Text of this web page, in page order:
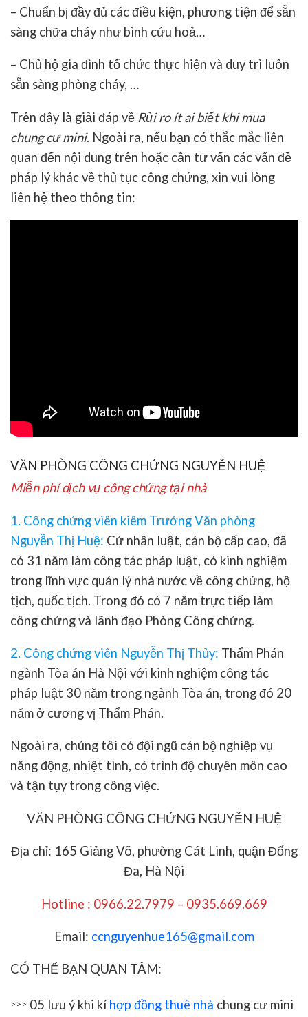
– Chuẩn bị đầy đủ các điều kiện, phương tiện để sẵn
sàng chữa cháy như bình cứu hoả…
– Chủ hộ gia đình tổ chức thực hiện và duy trì luôn
sẵn sàng phòng cháy, …
Trên đây là giải đáp về Rủi ro ít ai biết khi mua
chung cư mini. Ngoài ra, nếu bạn có thắc mắc liên
quan đến nội dung trên hoặc cần tư vấn các vấn đề
pháp lý khác về thủ tục công chứng, xin vui lòng
liên hệ theo thông tin:
VĂN PHÒNG CÔNG CHỨNG NGUYỄN HUỆ
Miễn phí dịch vụ công chứng tại nhà
1. Công chứng viên kiêm Trưởng Văn phòng
Nguyễn Thị Huệ: Cử nhân luật, cán bộ cấp cao, đã
có 31 năm làm công tác pháp luật, có kinh nghiệm
trong lĩnh vực quản lý nhà nước về công chứng, hộ
tịch, quốc tịch. Trong đó có 7 năm trực tiếp làm
công chứng và lãnh đạo Phòng Công chứng.
2. Công chứng viên Nguyễn Thị Thủy: Thẩm Phán
ngành Tòa án Hà Nội với kinh nghiệm công tác
pháp luật 30 năm trong ngành Tòa án, trong đó 20
năm ở cương vị Thẩm Phán.
Ngoài ra, chúng tôi có đội ngũ cán bộ nghiệp vụ
năng động, nhiệt tình, có trình độ chuyên môn cao
và tận tụy trong công việc.
VĂN PHÒNG CÔNG CHỨNG NGUYỄN HUỆ
Địa chỉ: 165 Giảng Võ, phường Cát Linh, quận Đống
Đa, Hà Nội
Hotline : 0966.22.7979 – 0935.669.669
Email: ccnguyenhue165@gmail.com
CÓ THỂ BẠN QUAN TÂM:
>>> 05 lưu ý khi kíhợp đồng thuê nhà chung cư mini